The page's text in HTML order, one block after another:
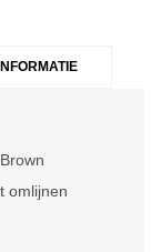
omlijnen